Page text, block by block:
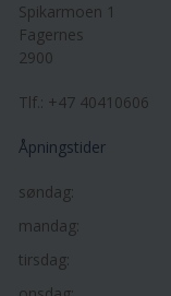
Spikarmoen 1
Fagernes
2900
Tlf.: +47 40410606
Åpningstider
søndag:
mandag:
tirsdag: